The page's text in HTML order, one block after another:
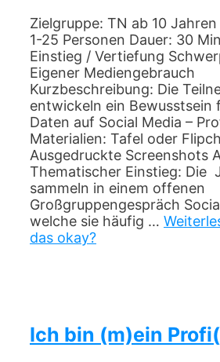
Zielgruppe: TN ab 10
1-25 Personen Dauer: 30
Einstieg / Vertiefung
Eigener Mediengebrauch
Kurzbeschreibung: Die
entwickeln ein Bewusstsein
Daten auf Social Media –
Materialien: Tafel oder
Ausgedruckte Screenshots
Thematischer Einstieg: Die
sammeln in einem offenen
Großgruppengespräch
welche sie häufig …
das okay?
Ich bin (m)ein